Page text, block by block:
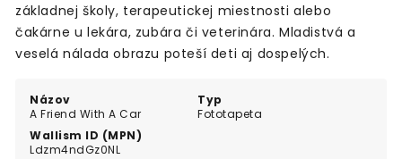
Názov
A Friend With A Car
Typ
Fototapeta
Wallism ID (MPN)
Ldzm4ndGz0NL
základnej školy, terapeutickej miestnosti alebo
čakárne u lekára, zubára či veterinára. Mladistvá a
veselá nálada obrazu poteší deti aj dospelých.